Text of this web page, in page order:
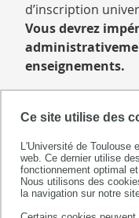
Ce site utilise des
L'Université de
web. Ce dernier utilise
fonctionnement optimal
Nous utilisons des
la navigation sur notre
d’inscription
Vous devrez
enseignements.